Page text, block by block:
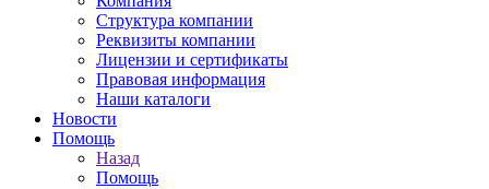
Структура компании
Реквизиты компании
Лицензии и сертификаты
Правовая информация
Наши каталоги
Новости
Помощь
Назад
Помощь